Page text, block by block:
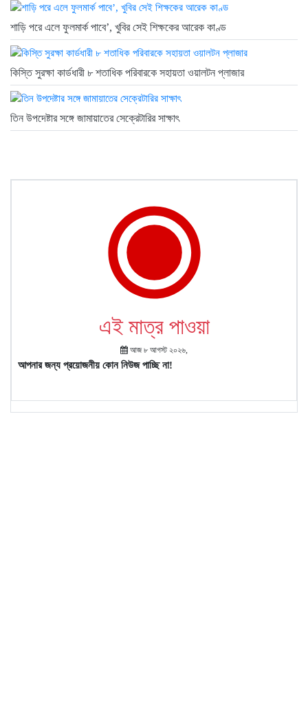
শাড়ি পরে এলে ফুলমার্ক পাবে’, খুবির সেই শিক্ষকের আরেক কাণ্ড
কিস্তি সুরক্ষা কার্ডধারী ৮ শতাধিক পরিবারকে সহায়তা ওয়ালটন প্লাজার
তিন উপদেষ্টার সঙ্গে জামায়াতের সেক্রেটারির সাক্ষাৎ
এই মাত্র পাওয়া
আজ ৮ আগস্ট ২০২৬,
আপনার জন্য প্রয়োজনীয় কোন নিউজ পাচ্ছি না!